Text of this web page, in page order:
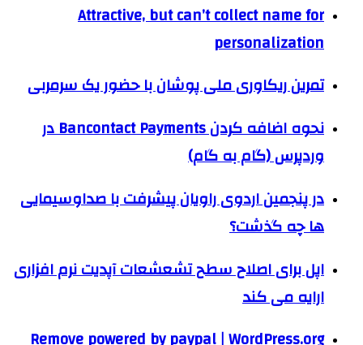
Attractive, but can’t collect name for
personalization
تمرین ریکاوری ملی پوشان با حضور یک سرمربی
نحوه اضافه کردن Bancontact Payments در
وردپرس (گام به گام)
در پنجمین اردوی راویان پیشرفت با صداوسیمایی
ها چه گذشت؟
اپل برای اصلاح سطح تشعشعات آپدیت نرم افزاری
ارایه می کند